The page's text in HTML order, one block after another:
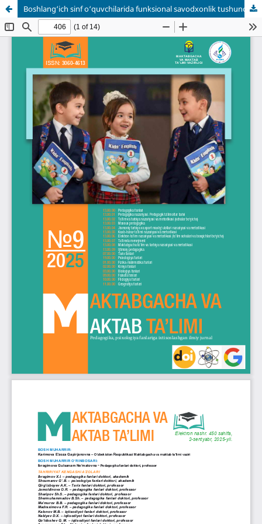
Boshlang‘ich sinf o‘quvchilarida funksional savodxonlik tushunchasini ilmiy-pedagogik asoslash masalalari